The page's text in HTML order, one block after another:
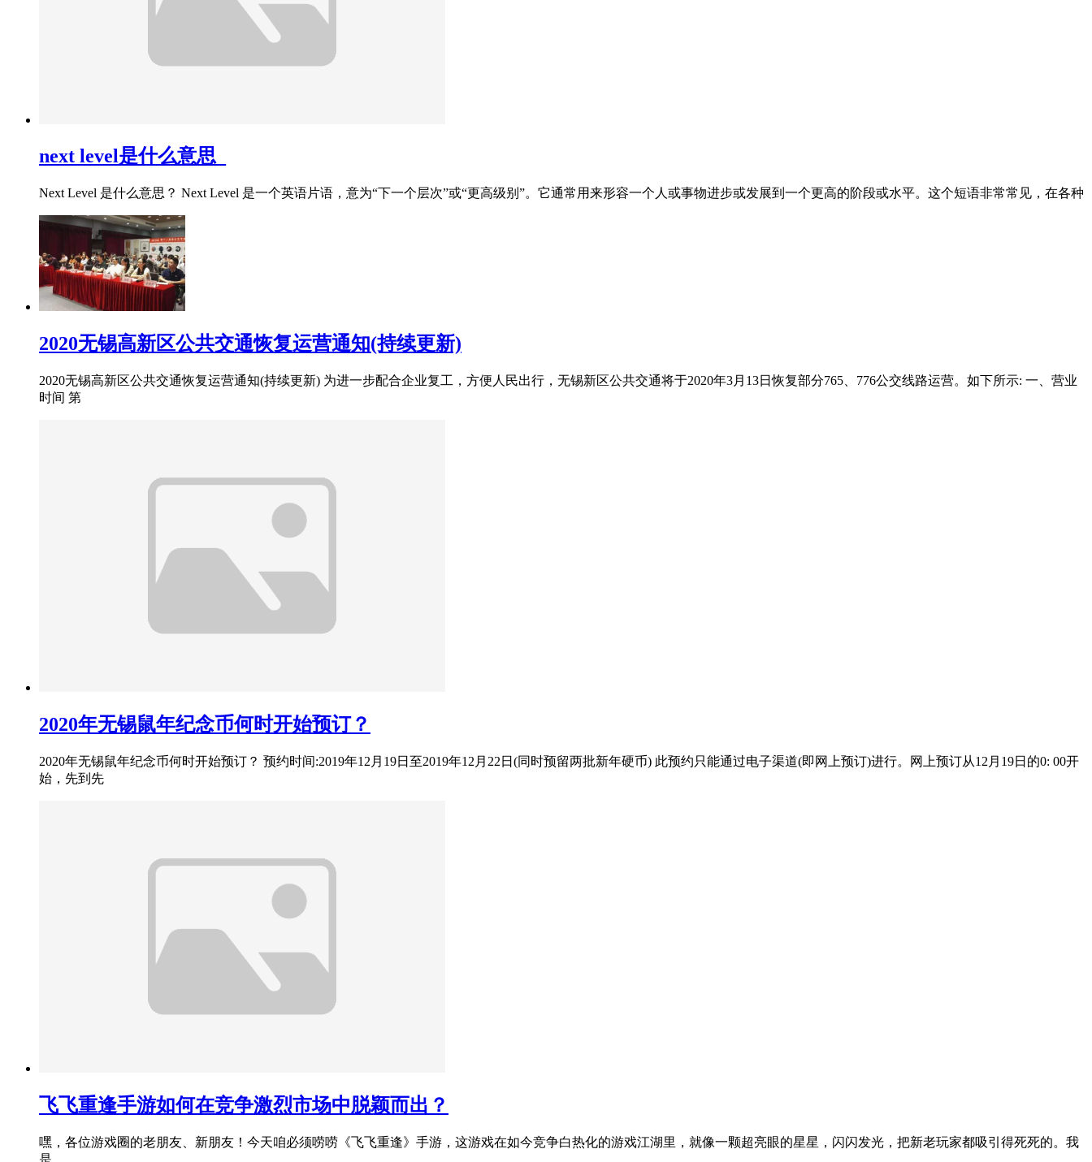
next level是什么意思_
Next Level 是什么意思？ Next Level 是一个英语片语，意为“下一个层次”或“更高级别”。它通常用来形容一个人或事物进步或发展到一个更高的阶段或水平。这个短语非常常见，在各种
2020无锡高新区公共交通恢复运营通知(持续更新)
2020无锡高新区公共交通恢复运营通知(持续更新) 为进一步配合企业复工，方便人民出行，无锡新区公共交通将于2020年3月13日恢复部分765、776公交线路运营。如下所示: 一、营业
时间 第
2020年无锡鼠年纪念币何时开始预订？
2020年无锡鼠年纪念币何时开始预订？ 预约时间:2019年12月19日至2019年12月22日(同时预留两批新年硬币) 此预约只能通过电子渠道(即网上预订)进行。网上预订从12月19日的0: 00开
始，先到先
飞飞重逢手游如何在竞争激烈市场中脱颖而出？
嘿，各位游戏圈的老朋友、新朋友！今天咱必须唠唠《飞飞重逢》手游，这游戏在如今竞争白热化的游戏江湖里，就像一颗超亮眼的星星，闪闪发光，把新老玩家都吸引得死死的。我
是